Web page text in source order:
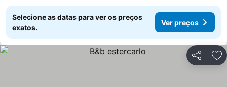
Selecione as datas para ver os preços
exatos.
Ver preços
Partilhar